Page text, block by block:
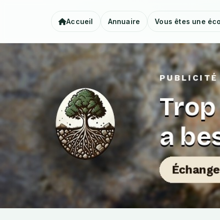
Accueil Annuaire Vous êtes une